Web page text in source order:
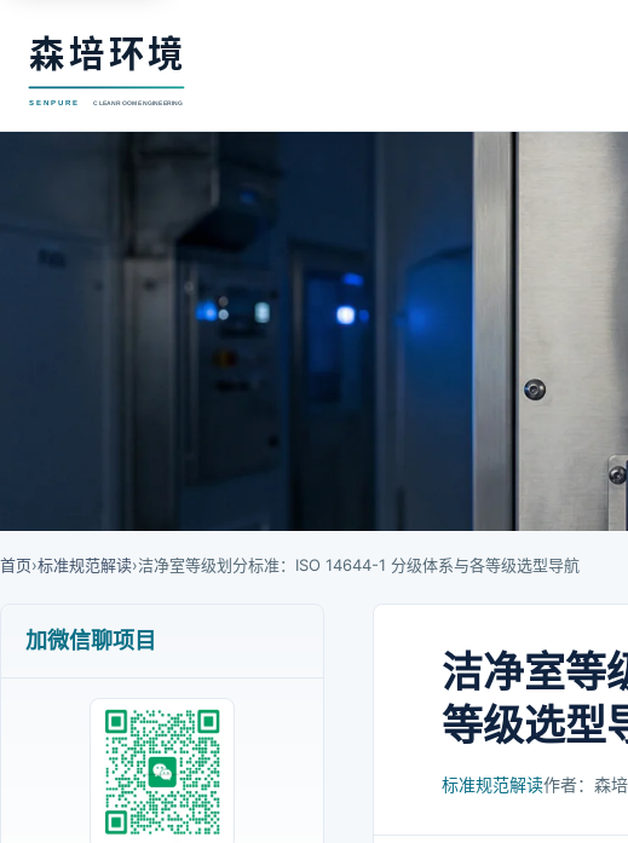
首页›标准规范解读›洁净室等级划分标准：ISO 14644-1 分级体系与各等级选型导航
加微信聊项目
洁净室等
等级选型
标准规范解读作者：森